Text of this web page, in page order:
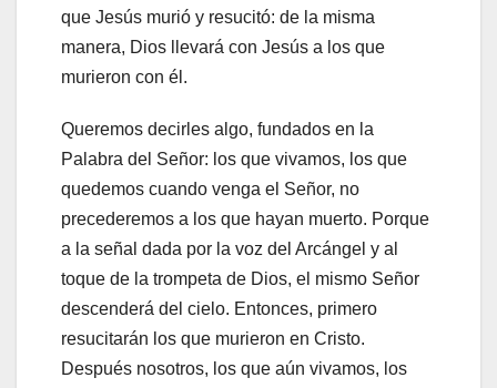
que Jesús murió y resucitó: de la misma
manera, Dios llevará con Jesús a los que
murieron con él.
Queremos decirles algo, fundados en la
Palabra del Señor: los que vivamos, los que
quedemos cuando venga el Señor, no
precederemos a los que hayan muerto. Porque
a la señal dada por la voz del Arcángel y al
toque de la trompeta de Dios, el mismo Señor
descenderá del cielo. Entonces, primero
resucitarán los que murieron en Cristo.
Después nosotros, los que aún vivamos, los